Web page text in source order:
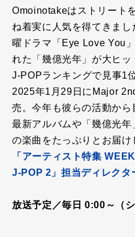
Omoinotakeはストリート
ね着実に人気を得てきま
曜ドラマ「Eye Love You
れた「幾億光年」が大ヒ
J-POPランキングで見事1
2025年1月29日にMajor
売。今年も彼らの活動か
最新アルバムや「幾億光
の楽曲をたっぷりとお届け
「アーティスト特集
J-POP 2」担当ディレクタ
放送予定／毎日 0:00～（